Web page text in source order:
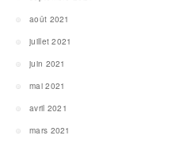
août 2021
juillet 2021
juin 2021
mai 2021
avril 2021
mars 2021